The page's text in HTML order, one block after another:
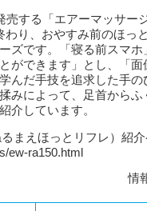
する「エアーマッサー
り、おやすみ前のほっ
ズです。「寝る前スマ
ができます」とし、「
んだ手技を追求した手
みによって、足首から
介しています。
まえほっとリフレ）紹
ew-ra150.html
情